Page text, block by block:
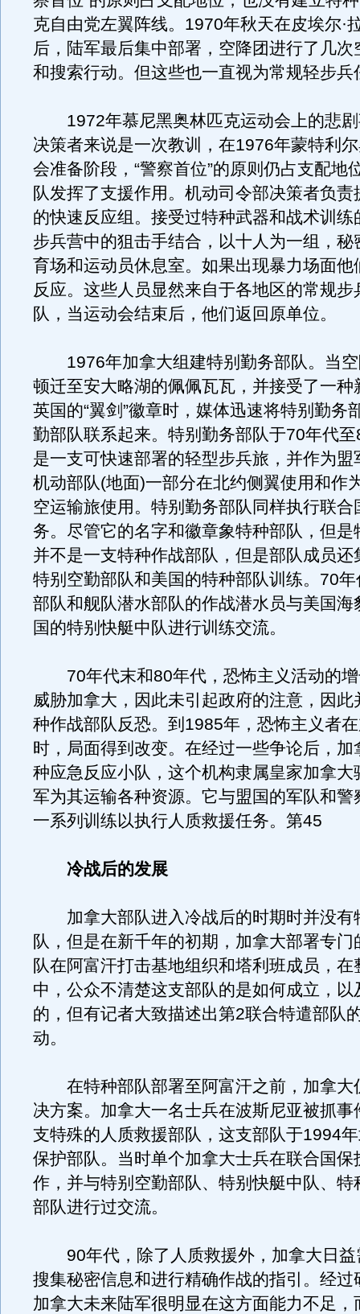
克自由党左翼阵线。1970年秋天在皮埃尔·
后，陆军最后集中部署，空降团进行了几次
和搜索行动。但这些也一直视为常规轻步兵
1972年慕尼黑奥林匹克运动会上的悲剧
决策者来说是一次教训，在1976年蒙特利
会准备阶段，“警察首位”的原则仍占支配地
队发挥了支援作用。机动司令部决策者负责
的快速反应组。接受过特种武器和战术训练
步兵营中的狙击手结合，以十人为一组，秘
育场和运动员休息室。如果出现暴力场面他
反应。这些人员显然来自于各地区的常规步
队，当运动会结束后，他们返回原单位。
1976年加拿大组建特别勤务部队。当空
顿迁至安大略湖的佩佩瓦瓦，并接受了一种
英国的“翼剑”徽章时，媒体迅速将特别勤务
勤部队联系起来。特别勤务部队于70年代
是一支可快速部署的轻型步兵旅，并作为盟
机动部队(地面)一部分在北约侧翼使用和作
空运输旅使用。特别勤务部队同样执行联合
务。尽管它的名字和徽章象特种部队，但是
并不是一支特种作战部队，但是部队成员还
特别空勤部队和美国的特种部队训练。70
部队和舰队潜水部队的作战潜水员与美国海
国的特别快艇中队进行训练交流。
70年代末和80年代，恐怖主义活动的增
威胁加拿大，因此未引起政府的注意，因此
种作战部队反恐。到1985年，恐怖主义者
时，局面得到改变。在经过一些争论后，加
种应急反应小队，这个机构隶属皇家加拿大
军为其运输各种资源。它与盟国的军队和警
一系列训练以执行人质救援任务。第45
冷战后的发展
加拿大部队进入冷战后的时期时并没有
队，但是在新千年的初期，加拿大部署专门
队在阿富汗打击基地组织和塔利班成员，在
中，公众不清楚这支部队的是如何成立，以
的，但有记者大致描述出第2联合特遣部队
动。
在特种部队部署至阿富汗之前，加拿大
决方案。加拿大一名士兵在波斯尼亚被抓事
支特殊的人质救援部队，这支部队于1994
保护部队。当时单个加拿大士兵在联合国保
作，并与特别空勤部队、特别快艇中队、特
部队进行过交流。
90年代，除了人质救援外，加拿大日益
搜集秘密信息和进行精确作战的指引。经过
加拿大未来陆军很明显在这方面能力不足，